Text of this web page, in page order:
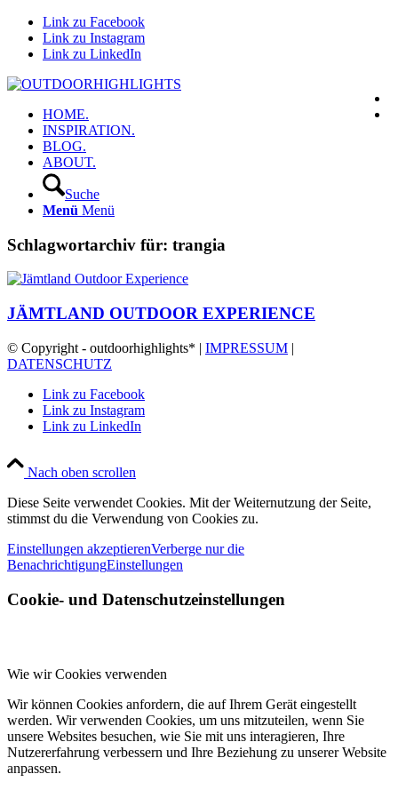
Link zu Facebook
Link zu Instagram
Link zu LinkedIn
HOME.
INSPIRATION.
BLOG.
ABOUT.
Suche
Menü Menü
Schlagwortarchiv für: trangia
JÄMTLAND OUTDOOR EXPERIENCE
© Copyright - outdoorhighlights* | IMPRESSUM |
DATENSCHUTZ
Link zu Facebook
Link zu Instagram
Link zu LinkedIn
Nach oben scrollen
Diese Seite verwendet Cookies. Mit der Weiternutzung der Seite,
stimmst du die Verwendung von Cookies zu.
Einstellungen akzeptierenVerberge nur die
BenachrichtigungEinstellungen
Cookie- und Datenschutzeinstellungen
Wie wir Cookies verwenden
Wir können Cookies anfordern, die auf Ihrem Gerät eingestellt
werden. Wir verwenden Cookies, um uns mitzuteilen, wenn Sie
unsere Websites besuchen, wie Sie mit uns interagieren, Ihre
Nutzererfahrung verbessern und Ihre Beziehung zu unserer Website
anpassen.